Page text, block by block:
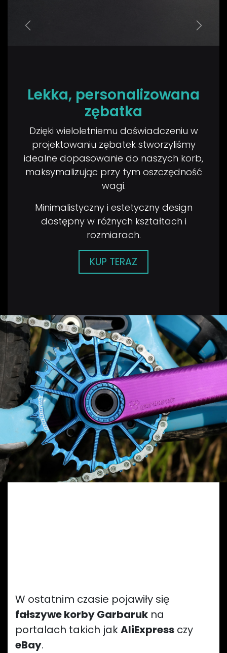
Previous Next
Lekka, personalizowana
zębatka
Dzięki wieloletniemu doświadczeniu w
projektowaniu zębatek stworzyliśmy
idealne dopasowanie do naszych korb,
maksymalizując przy tym oszczędność
wagi.
Minimalistyczny i estetyczny design
dostępny w różnych kształtach i
rozmiarach.
KUP TERAZ
W ostatnim czasie pojawiły się
fałszywe korby Garbaruk na
portalach takich jakAliExpress czy
eBay.